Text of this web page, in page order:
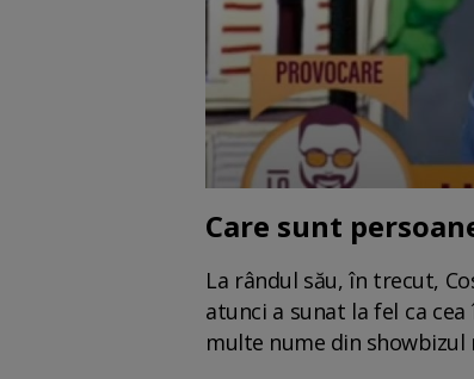
Care sunt
La rândul său, în trecut,
atunci a sunat la fel ca
multe nume din showbizul